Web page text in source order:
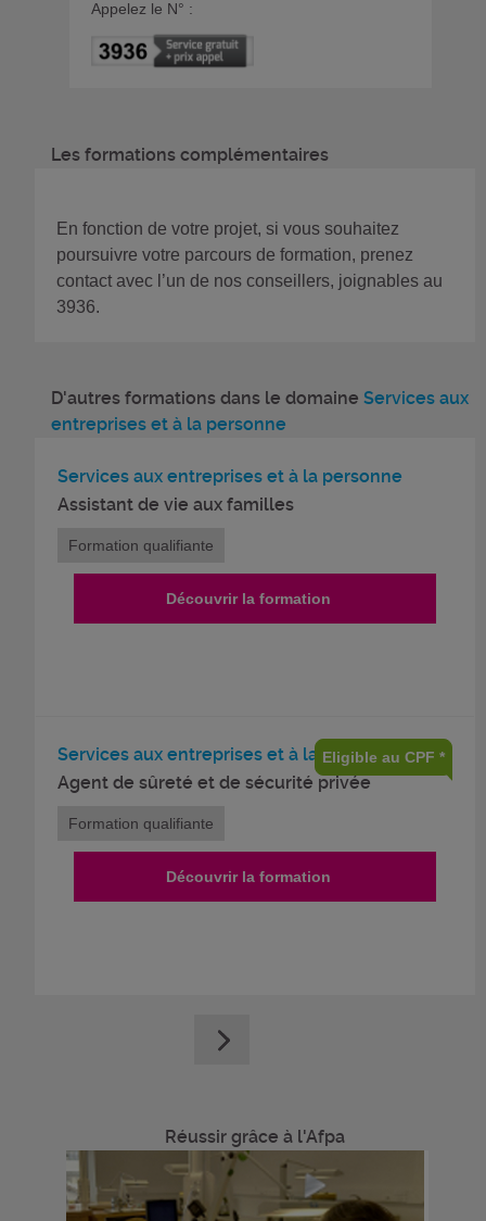
Appelez le N° :
Les formations complémentaires
En fonction de votre projet, si vous souhaitez
poursuivre votre parcours de formation, prenez
contact avec l’un de nos conseillers, joignables au
3936.
D'autres formations dans le domaine Services aux
entreprises et à la personne
Services aux entreprises et à la personne
Assistant de vie aux familles
Formation qualifiante
Découvrir la formation
Services aux entreprises et à la personne
Agent de sûreté et de sécurité privée
Eligible au CPF *
Formation qualifiante
Découvrir la formation
Réussir grâce à l'Afpa